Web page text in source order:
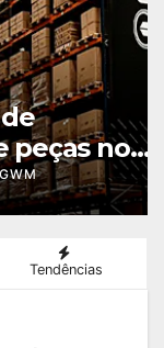
no
Tendências